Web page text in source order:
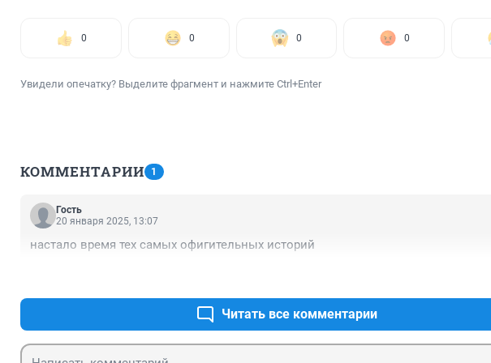
0 0 0 0
Увидели опечатку? Выделите фрагмент и нажмите Ctrl+Enter
КОММЕНТАРИИ 1
Гость
20 января 2025, 13:07
настало время тех самых офигительных историй
Читать все комментарии